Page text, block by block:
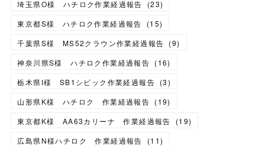
埼玉県O様 ハチロク作業経過報告
(23)
東京都S様 ハチロク作業経過報告
(15)
千葉県S様 MS52クラウン作業経過報告 (9)
神奈川県S様 ハチロク作業経過報告 (16)
栃木県I様 SB1シビック作業経過報告 (3)
山形県K様 ハチロク 作業経過報告 (19)
東京都K様 AA63カリーナ 作業経過報告
(19)
広島県N様ハチロク 作業経過報告
(11)